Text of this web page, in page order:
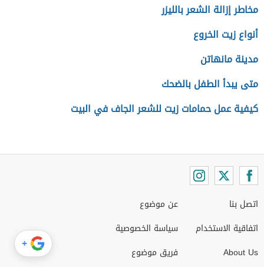
مخاطر إزالة الشعر بالليزر
أنواع زيت الخروع
مدينة مانهاتن
متى يبدأ الطفل بالضحك
كيفية عمل حمامات زيت للشعر الجاف في البيت
اتصل بنا
اتفاقية الاستخدام
About Us
عن موضوع
سياسة الخصوصية
فريق موضوع
+